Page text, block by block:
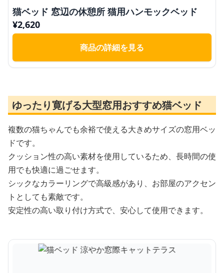
猫ベッド 窓辺の休憩所 猫用ハンモックベッド
¥2,620
商品の詳細を見る
ゆったり寛げる大型窓用おすすめ猫ベッド
複数の猫ちゃんでも余裕で使える大きめサイズの窓用ベッ
ドです。
クッション性の高い素材を使用しているため、長時間の使
用でも快適に過ごせます。
シックなカラーリングで高級感があり、お部屋のアクセン
トとしても素敵です。
安定性の高い取り付け方式で、安心して使用できます。